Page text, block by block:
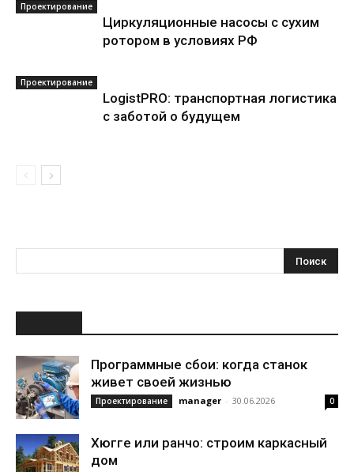
Проектирование
Циркуляционные насосы с сухим
ротором в условиях РФ
Проектирование
LogistPRO: транспортная логистика
с заботой о будущем
Программные сбои: когда станок
живет своей жизнью
Проектирование manager - 30.06.2026 0
Хюгге или ранчо: строим каркасный
дом